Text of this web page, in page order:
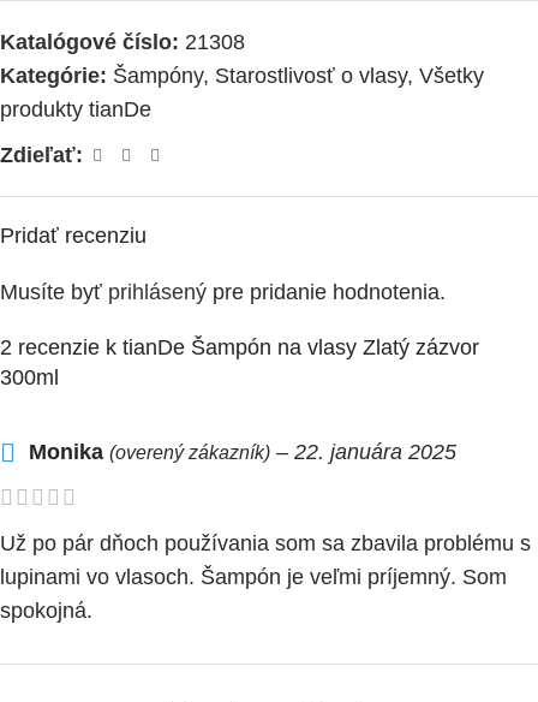
Katalógové číslo: 21308
Kategórie: Šampóny, Starostlivosť o vlasy, Všetky
produkty tianDe
Zdieľať:
2 recenzie k tianDe Šampón na vlasy Zlatý zázvor
300ml
Monika (overený zákazník) – 22. januára 2025
Už po pár dňoch používania som sa zbavila problému s
lupinami vo vlasoch. Šampón je veľmi príjemný. Som
spokojná.
Pridať recenziu
Musíte byť prihlásený pre pridanie hodnotenia.